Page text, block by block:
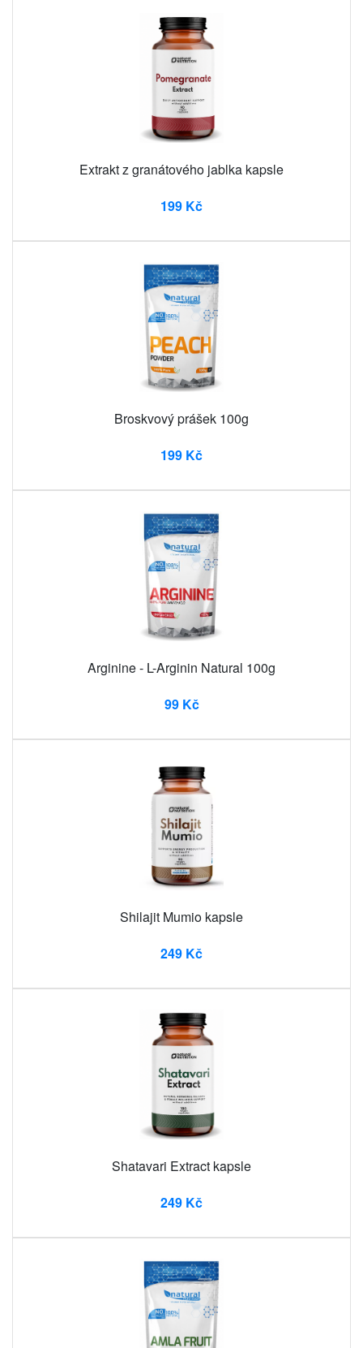
Extrakt z granátového jablka kapsle
199 Kč
Broskvový prášek 100g
199 Kč
Arginine - L-Arginin Natural 100g
99 Kč
Shilajit Mumio kapsle
249 Kč
Shatavari Extract kapsle
249 Kč